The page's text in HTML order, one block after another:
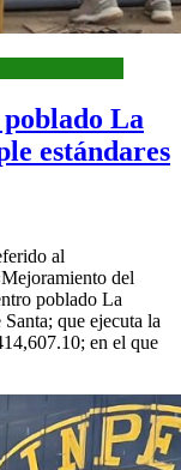
La
estándares
al
del
poblado La
que ejecuta la
en el que